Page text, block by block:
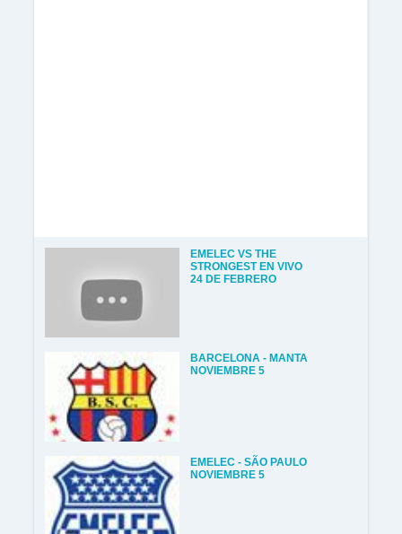
EMELEC VS THE
STRONGEST EN VIVO
24 DE FEBRERO
BARCELONA - MANTA
NOVIEMBRE 5
EMELEC - SÃO PAULO
NOVIEMBRE 5